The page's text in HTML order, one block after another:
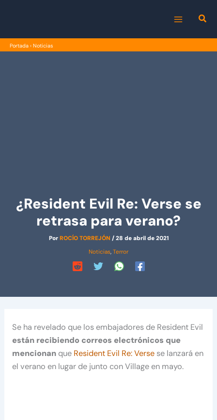
MENU
Portada › Noticias
¿Resident Evil Re: Verse se
retrasa para verano?
PorROCÍO TORREJÓN /28 de abril de 2021
Noticias,Terror
Se ha revelado que los embajadores de Resident Evil
están recibiendo correos electrónicos que
mencionan que Resident Evil Re: Verse se lanzará en
el verano en lugar de junto con Village en mayo.